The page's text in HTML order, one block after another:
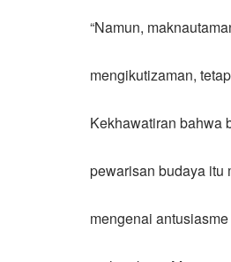
“Namun,
mengikutizaman,
Kekhawatiran bahwa
pewarisan budaya itu
mengenai